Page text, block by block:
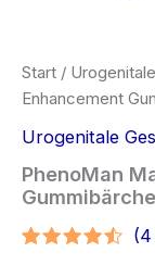
Start /
Enhancement
Urogenitale
PhenoMan
(4